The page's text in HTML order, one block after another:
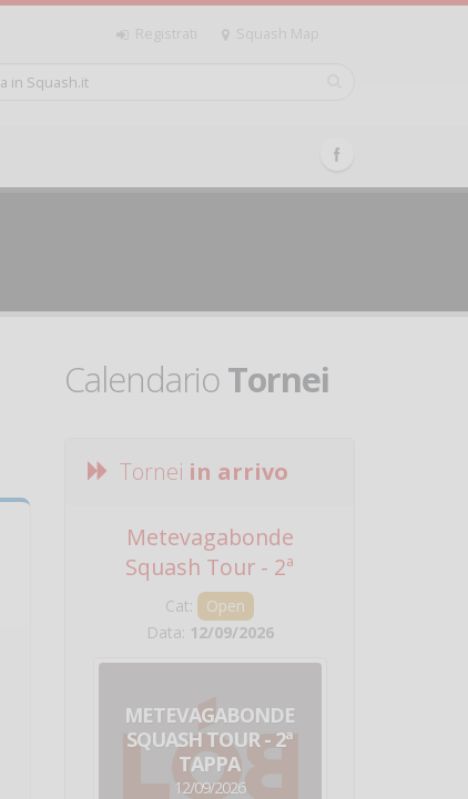
Registrati Squash Map
CalendarioTornei
Tornei in arrivo
Metevagabonde
Squash Tour - 2ª
Tappa
Cat:
Open
Data: 12/09/2026
METEVAGABONDE
SQUASH TOUR - 2ª
TAPPA
12/09/2026